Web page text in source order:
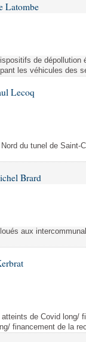
Latombe
de
les véhicules des
Lecoq
du tunel de Saint-
Brard
aux
de Covid long/
financement de la